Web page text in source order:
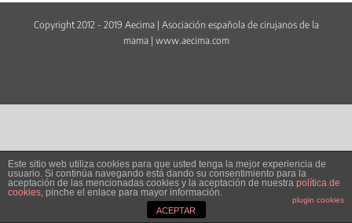
Copyright 2012 - 2019 Aecima | Asociación española de cirujanos de la
mama | www.aecima.com
Este sitio web utiliza cookies para que usted tenga la mejor experiencia de
usuario. Si continúa navegando está dando su consentimiento para la
aceptación de las mencionadas cookies y la aceptación de nuestra política de
cookies, pinche el enlace para mayor información.
plugin cookies
ACEPTAR